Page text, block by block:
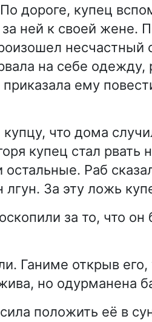
дороге, купец
ней к своей жене.
несчастный
на себе одежду,
ему
что дома
купец стал рвать
Раб
За эту ложь
за то, что
Ганиме открыв
но одурманена
положить её в